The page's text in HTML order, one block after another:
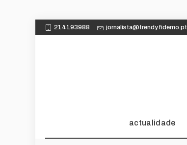
214193988 jornalista@trendy.fidemo.pt
actualidade